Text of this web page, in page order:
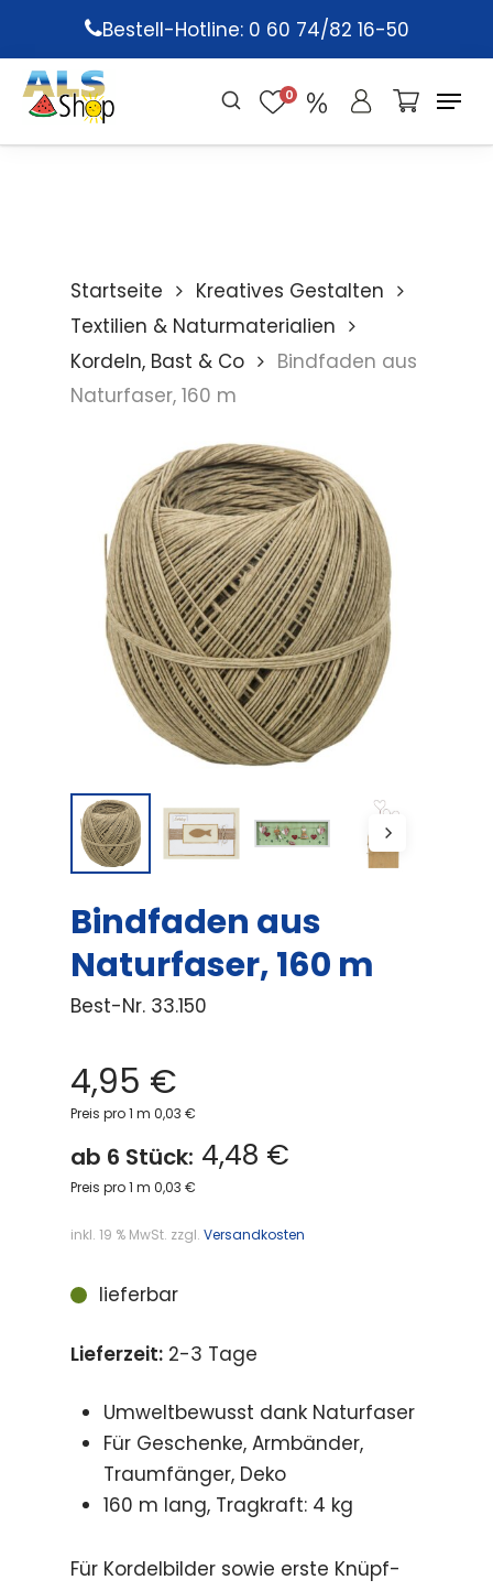
main
content
Bestell-Hotline: 0 60 74/82 16-50
0
Startseite
Kreatives Gestalten
Textilien & Naturmaterialien
Kordeln, Bast & Co
Bindfaden aus
Naturfaser, 160 m
Bindfaden aus
Naturfaser, 160 m
Best-Nr. 33.150
4,95 €
Preis pro 1 m 0,03 €
ab 6 Stück: 4,48 €
Preis pro 1 m 0,03 €
inkl. 19 % MwSt. zzgl. Versandkosten
lieferbar
Lieferzeit: 2-3 Tage
Umweltbewusst dank Naturfaser
Für Geschenke, Armbänder,
Traumfänger, Deko
160 m lang, Tragkraft: 4 kg
Für Kordelbilder sowie erste Knüpf-